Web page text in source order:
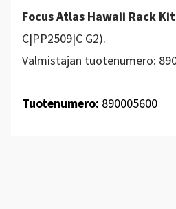
Focus Atlas Hawaii Rack Kit
C|PP2509|C G2).
Valmistajan tuotenumero:
Tuotenumero: 890005600